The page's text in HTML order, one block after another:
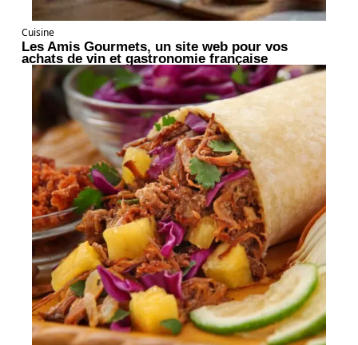
Cuisine
Les Amis Gourmets, un site web pour vos
achats de vin et gastronomie française